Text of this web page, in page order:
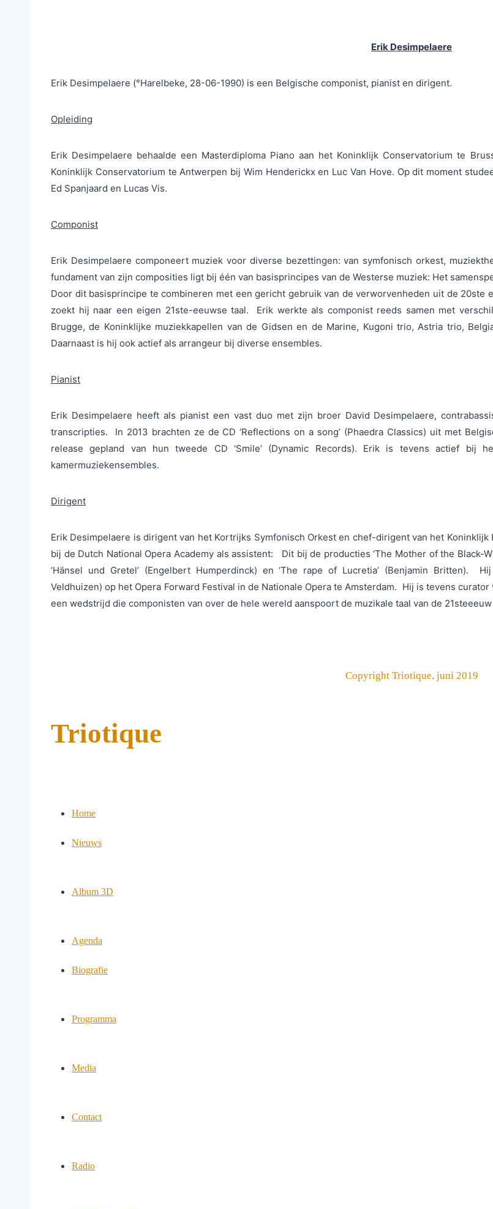
Erik Desimpelaere
Erik Desimpelaere (°Harelbeke, 28-06-1990) is een Belgische componist, pianist en dirigent.
Opleiding
Erik Desimpelaere behaalde een Masterdiploma Piano aan het Koninklijk Conservatorium te
Koninklijk Conservatorium te Antwerpen bij Wim Henderickx en Luc Van Hove. Op dit moment
Ed Spanjaard en Lucas Vis.
Componist
Erik Desimpelaere componeert muziek voor diverse bezettingen: van symfonisch orkest,
fundament van zijn composities ligt bij één van basisprincipes van de Westerse muziek: Het
Door dit basisprincipe te combineren met een gericht gebruik van de verworvenheden uit de
zoekt hij naar een eigen 21ste-eeuwse taal. Erik werkte als componist reeds samen met
Brugge, de Koninklijke muziekkapellen van de Gidsen en de Marine, Kugoni trio, Astria trio,
Daarnaast is hij ook actief als arrangeur bij diverse ensembles.
Pianist
Erik Desimpelaere heeft als pianist een vast duo met zijn broer David Desimpelaere,
transcripties. In 2013 brachten ze de CD ‘Reflections on a song’ (Phaedra Classics) uit met
release gepland van hun tweede CD ‘Smile’ (Dynamic Records). Erik is tevens actief
kamermuziekensembles.
Dirigent
Erik Desimpelaere is dirigent van het Kortrijks Symfonisch Orkest en chef-dirigent van het
bij de Dutch National Opera Academy als assistent: Dit bij de producties ‘The Mother of the Black-
‘Hänsel und Gretel’ (Engelbert Humperdinck) en ‘The rape of Lucretia’ (Benjamin Britten).
Veldhuizen) op het Opera Forward Festival in de Nationale Opera te Amsterdam. Hij is tevens
een wedstrijd die componisten van over de hele wereld aanspoort de muzikale taal van de
Copyright Triotique, juni 2019
Triotique
Home
Nieuws
Album 3D
Agenda
Biografie
Programma
Media
Contact
Radio